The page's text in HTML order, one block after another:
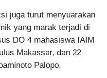
juga turut menyuarakan
yang marak terjadi di
DO 4 mahasiswa IAIM
Makassar, dan 22
Palopo.